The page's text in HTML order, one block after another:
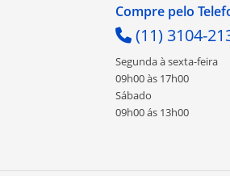
Compre pelo
(11) 3104-
Segunda à sexta-feira
09h00 às 17h00
Sábado
09h00 ás 13h00